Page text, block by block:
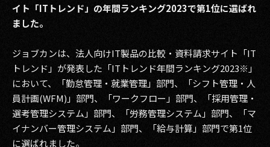
2025
2023
2022
2021
2020
イト「ITトレンド」の年間ランキング2023で第1位に選ばれ
ました。
ジョブカンは、法人向けIT製品の比較・資料請求サイト「IT
トレンド」が発表した「ITトレンド年間ランキング2023※」
において、「勤怠管理・就業管理」部門、「シフト管理・人
員計画(WFM)」部門、「ワークフロー」部門、「採用管理・
選考管理システム」部門、「労務管理システム」部門、「マ
イナンバー管理システム」部門、「給与計算」部門で第1位
に選ばれました。